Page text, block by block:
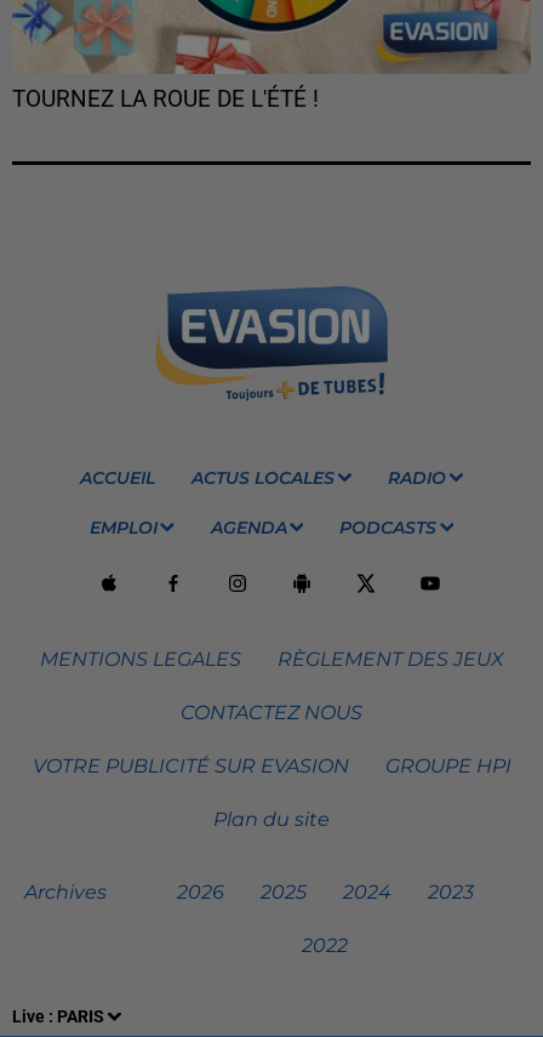
Live : PARIS
TOURNEZ LA ROUE DE L'ÉTÉ !
ACCUEIL ACTUS LOCALES RADIO
EMPLOI AGENDA PODCASTS
MENTIONS LEGALES RÈGLEMENT DES JEUX
CONTACTEZ NOUS
VOTRE PUBLICITÉ SUR EVASION GROUPE HPI
Plan du site
Archives 2026 2025 2024 2023
2022